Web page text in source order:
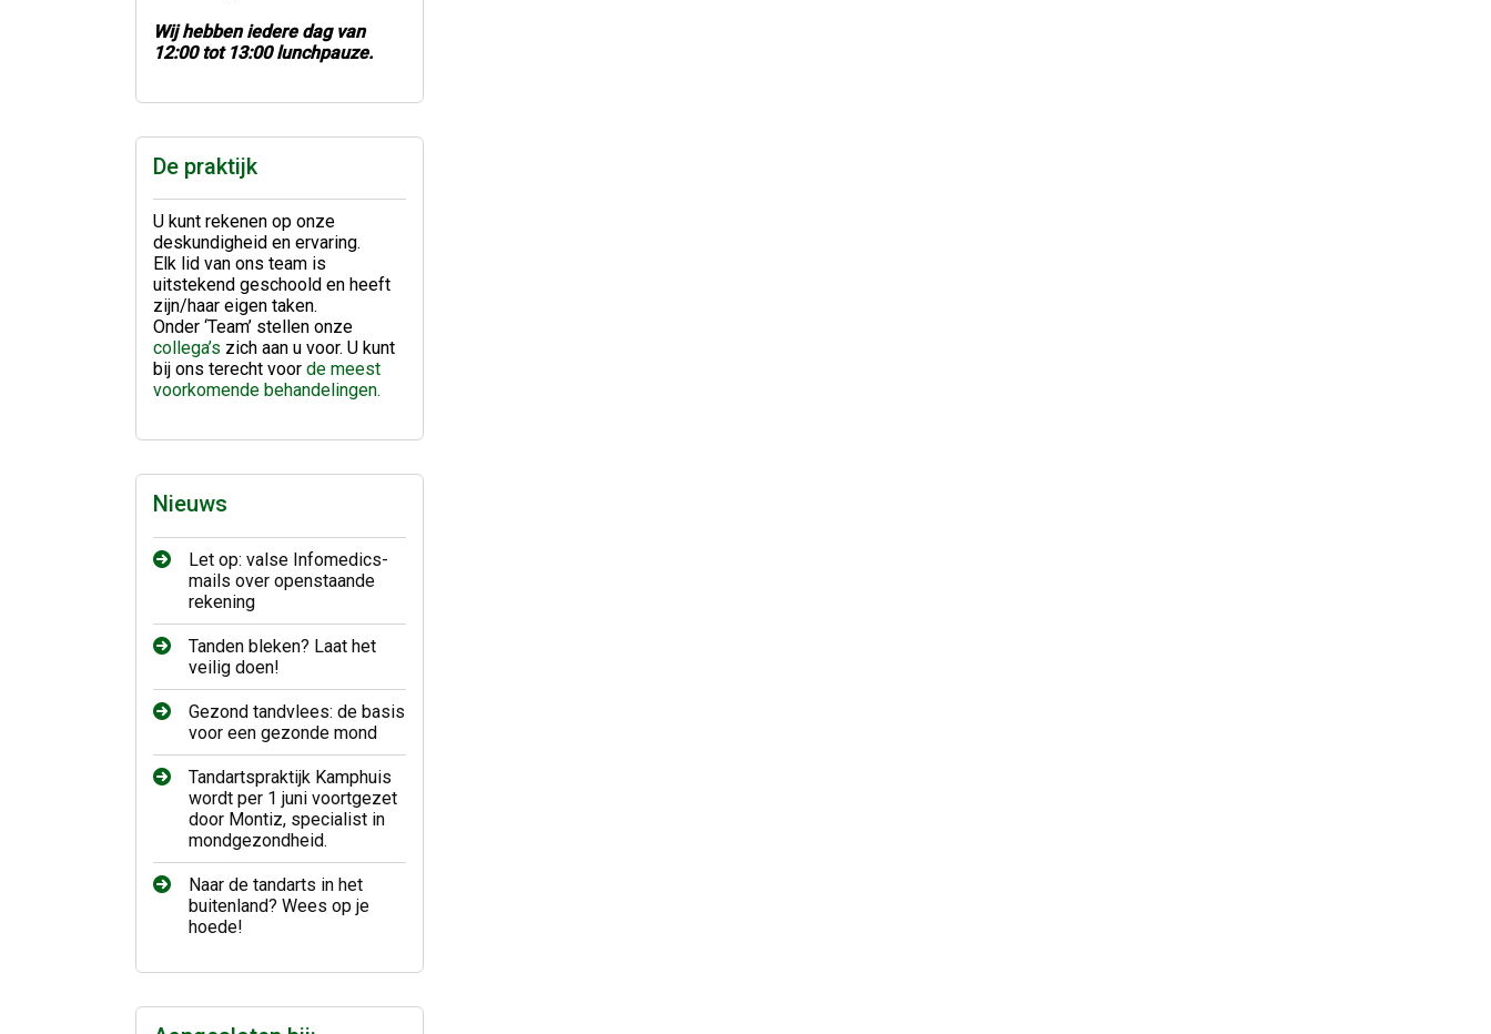
Wij hebben iedere dag van
12:00 tot 13:00 lunchpauze.
De praktijk
U kunt rekenen op onze
deskundigheid en ervaring.
Elk lid van ons team is
uitstekend geschoold en heeft
zijn/haar eigen taken.
Onder ‘Team’ stellen onze
collega’s zich aan u voor. U kunt
bij ons terecht voor de meest
voorkomende behandelingen.
Nieuws
Let op: valse Infomedics-
mails over openstaande
rekening
Tanden bleken? Laat het
veilig doen!
Gezond tandvlees: de basis
voor een gezonde mond
Tandartspraktijk Kamphuis
wordt per 1 juni voortgezet
door Montiz, specialist in
mondgezondheid.
Naar de tandarts in het
buitenland? Wees op je
hoede!